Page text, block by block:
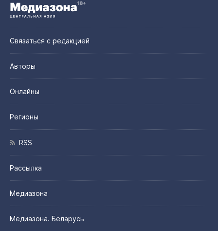
Связаться с редакцией
Авторы
Онлайны
Регионы
RSS
Рассылка
Медиазона
Медиазона. Беларусь